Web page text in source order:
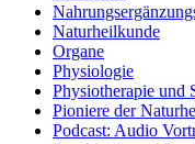
Naturheilkunde
Organe
Physiologie
Physiotherapie und
Pioniere der
Podcast: Audio